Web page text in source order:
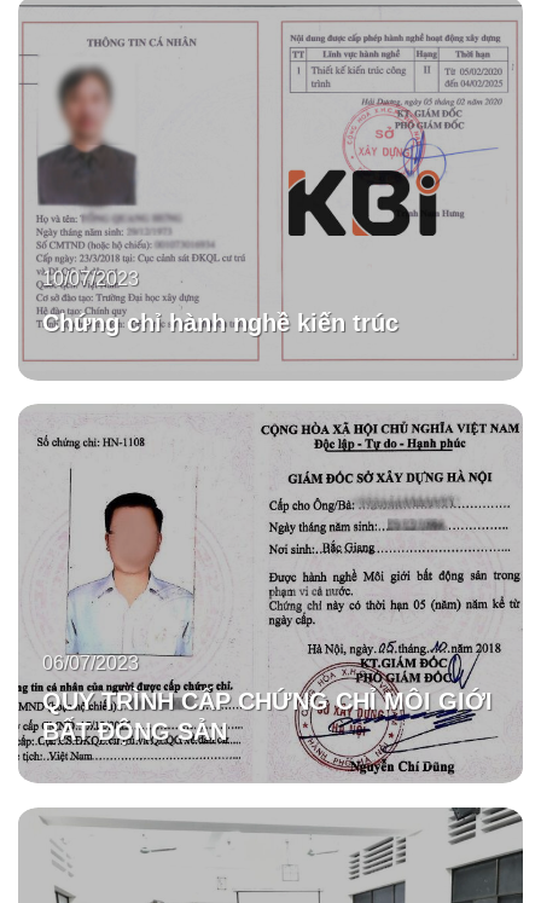
Chứng chỉ hành nghề kiến trúc
10/07/2023
QUY TRÌNH CẤP CHỨNG CHỈ MÔI GIỚI
BẤT ĐỘNG SẢN
06/07/2023